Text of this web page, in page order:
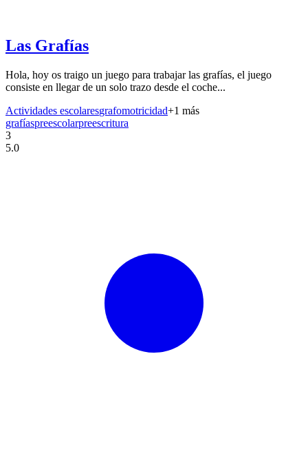
Las Grafías
Hola, hoy os traigo un juego para trabajar las grafías, el juego
consiste en llegar de un solo trazo desde el coche...
Actividades escolaresgrafomotricidad+1 más
grafíaspreescolarpreescritura
3
5.0